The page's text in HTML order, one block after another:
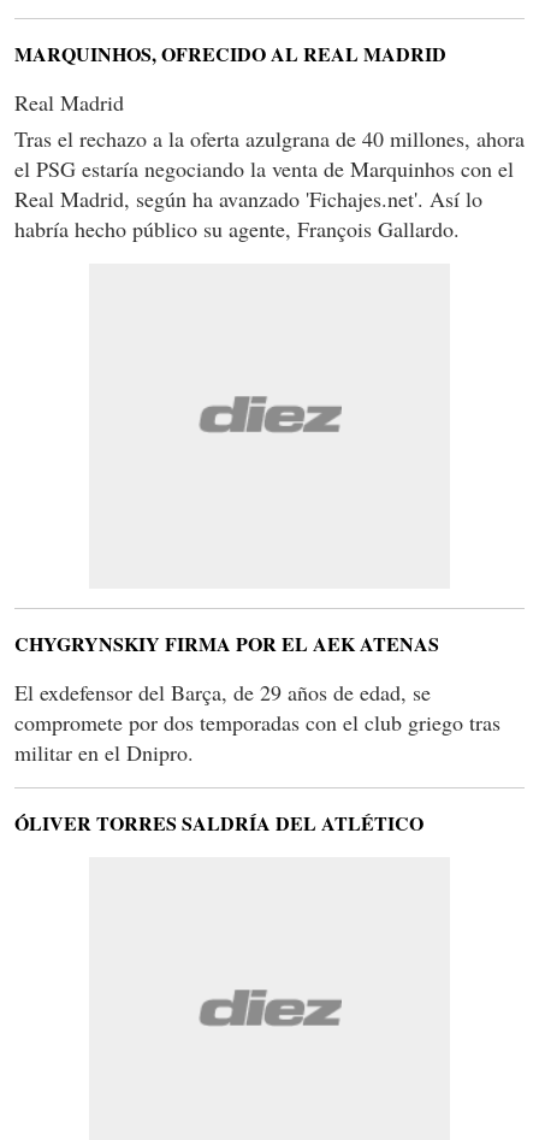
MARQUINHOS, OFRECIDO AL REAL MADRID
Real Madrid
Tras el rechazo a la oferta azulgrana de 40 millones, ahora
el PSG estaría negociando la venta de Marquinhos con el
Real Madrid, según ha avanzado 'Fichajes.net'. Así lo
habría hecho público su agente, François Gallardo.
CHYGRYNSKIY FIRMA POR EL AEK ATENAS
El exdefensor del Barça, de 29 años de edad, se
compromete por dos temporadas con el club griego tras
militar en el Dnipro.
ÓLIVER TORRES SALDRÍA DEL ATLÉTICO